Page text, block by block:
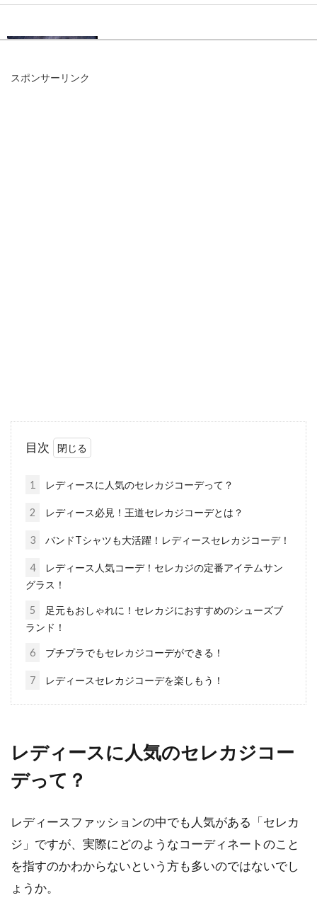
ゆったりとしたシルエットの「オーバーシャ
コートに高級ファーを合わせたい！
憧れのセレブレディースへ
ーコート...
コートはおしゃれなキャメルに決め
る！マフラーは何色？
アウターが活躍する季節です。女性に人気の高
パーカーは大きめを選ぼう！パーカ
ー女子におすすめコーデ！
スポンサーリンク
目次
1 レディースに人気のセレカジコーデって？
2 レディース必見！王道セレカジコーデとは？
3 バンドTシャツも大活躍！レディースセレカジコーデ！
4
レディース人気コーデ！セレカジの定番アイテムサン
グラス！
5
足元もおしゃれに！セレカジにおすすめのシューズブ
ランド！
6 プチプラでもセレカジコーデができる！
7 レディースセレカジコーデを楽しもう！
レディースに人気のセレカジコー
デって？
レディースファッションの中でも人気がある「セレカ
ジ」ですが、実際にどのようなコーディネートのこと
を指すのかわからないという方も多いのではないでし
ょうか。